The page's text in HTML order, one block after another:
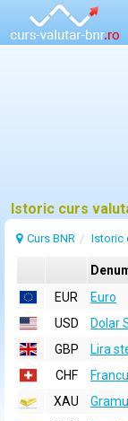
Istoric curs
Curs BNR Istoric
EUR
Euro
USD
Dolar
GBP
Lira
CHF
XAU